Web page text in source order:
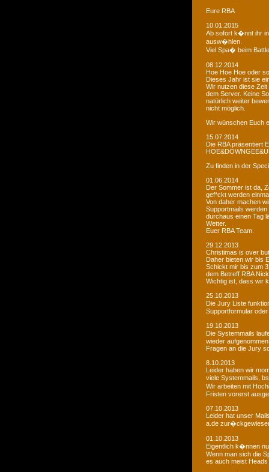
Eure RBA
10.01.2015
Ab sofort k�nnt ihr
ausw�hlen.
Viel Spa� beim
08.12.2014
Hoe Hoe Hoe oder
Dieses Jahr ist sie
Wir nutzen diese
dem Server. Keine
natürlich weiter
nicht möglich.
Wir wünschen Euch
15.07.2014
Die RBA präsentiert
Zu finden in der
01.06.2014
Der Sommer ist da,
gef*ckt werden
Von daher machen
Supportmails
durchaus einen Tag
Wetter.
Euer RBA Team.
29.12.2013
Christimas is over
Daher bieten wir bis
Schickt mir bis zum
dem Betreff RBA
Wichtig ist, dass wir
25.10.2013
Die Jury Liste
Supportformular
19.10.2013
Die Systemmails
wieder
Fragen an die Jury
8.10.2013
Leider haben wir
viele Systemmails,
Wir arbeiten mit
Fristen vorerst
07.10.2013
Leider hat unser
a.de
01.10.2013
Eigentlich k�nnen
Wenn man sich die
es auch meist